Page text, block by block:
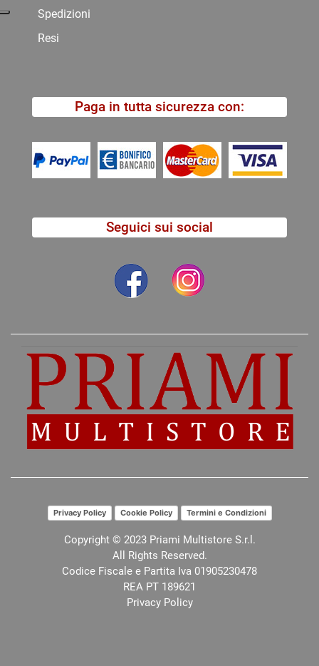
Spedizioni
Resi
Paga in tutta sicurezza con:
Seguici sui social
Privacy Policy Cookie Policy Termini e Condizioni
Copyright © 2023 Priami Multistore S.r.l.
All Rights Reserved.
Codice Fiscale e Partita Iva 01905230478
REA PT 189621
Privacy Policy